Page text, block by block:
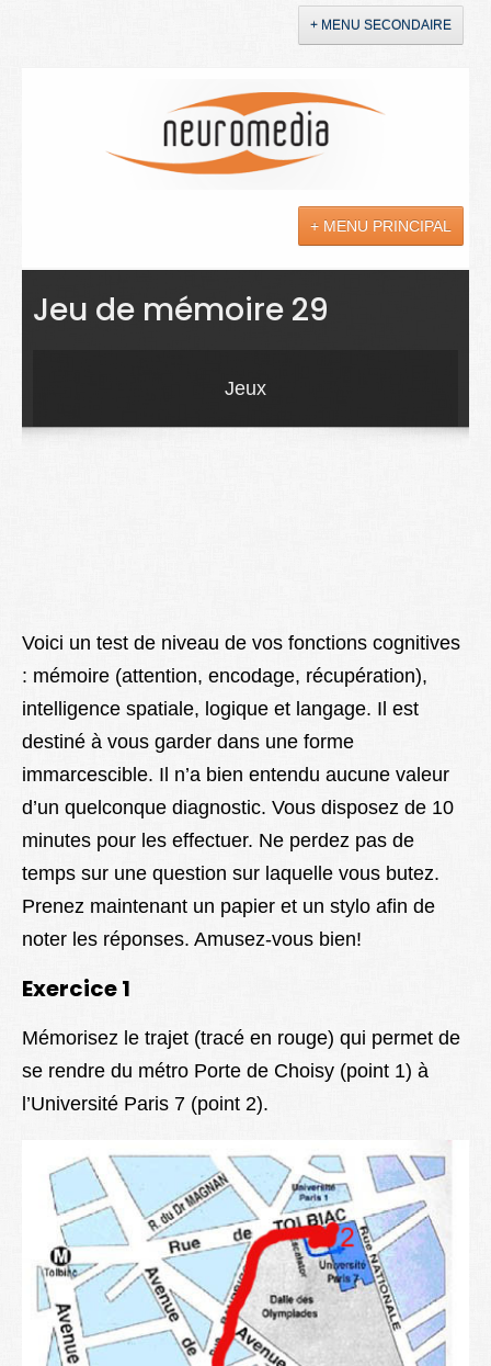
+ MENU SECONDAIRE
+ MENU PRINCIPAL
Actualités
Soins
Jeu de mémoire 29
Jeux
Voici un test de niveau de vos fonctions cognitives
: mémoire (attention, encodage, récupération),
intelligence spatiale, logique et langage. Il est
destiné à vous garder dans une forme
immarcescible. Il n’a bien entendu aucune valeur
d’un quelconque diagnostic. Vous disposez de 10
minutes pour les effectuer. Ne perdez pas de
temps sur une question sur laquelle vous butez.
Prenez maintenant un papier et un stylo afin de
noter les réponses. Amusez-vous bien!
Exercice 1
Mémorisez le trajet (tracé en rouge) qui permet de
se rendre du métro Porte de Choisy (point 1) à
l’Université Paris 7 (point 2).